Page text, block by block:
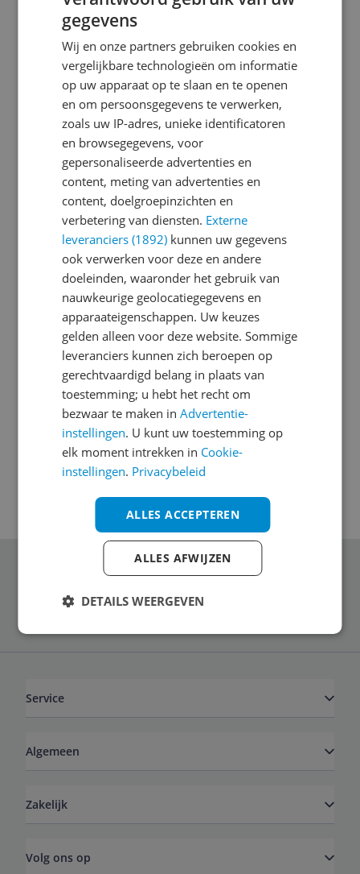
Wachtwoord
Je wachtwoord moet minimaal 6 karakters
bevatten
Wachtwoord herhalen
Ik ga akkoord met deAlgemene Voorwaarden
en hetprivacy statementvan Reshift
Ik ontvang graag interessante acties en
aanbiedingen van Kieskeurig.nl en
Digitalvia e-mail
Aanmelden
Schrijf je in voor onze nieuwsbrief
Service
Algemeen
Zakelijk
Volg ons op
gegevens
Wij en onze partners gebruiken cookies en
vergelijkbare technologieën om informatie
op uw apparaat op te slaan en te openen
en om persoonsgegevens te verwerken,
zoals uw IP-adres, unieke identificatoren
en browsegegevens, voor
gepersonaliseerde advertenties en
content, meting van advertenties en
content, doelgroepinzichten en
verbetering van diensten. Externe
leveranciers (1892) kunnen uw gegevens
ook verwerken voor deze en andere
doeleinden, waaronder het gebruik van
nauwkeurige geolocatiegegevens en
apparaateigenschappen. Uw keuzes
gelden alleen voor deze website. Sommige
leveranciers kunnen zich beroepen op
gerechtvaardigd belang in plaats van
toestemming; u hebt het recht om
bezwaar te maken inAdvertentie-
instellingen. U kunt uw toestemming op
elk moment intrekken in Cookie-
instellingen. Privacybeleid
ALLES ACCEPTEREN
ALLES AFWIJZEN
DETAILS WEERGEVEN